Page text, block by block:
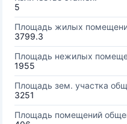
5
Площадь жилых
3799.3
Площадь нежилых
1955
Площадь зем. участка
3251
Площадь помещений